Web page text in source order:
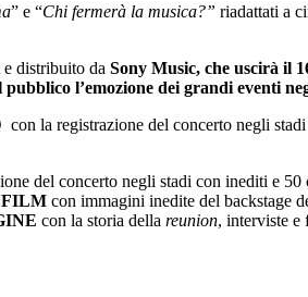
” e “Chi fermerà la musica?” riadattati a
e distribuito da Sony Music, che uscirà il
l’emozione dei grandi eventi
con la registrazione del concerto negli
del concerto negli stadi con inediti e
con immagini inedite del backstage
con la storia della reunion, interviste e